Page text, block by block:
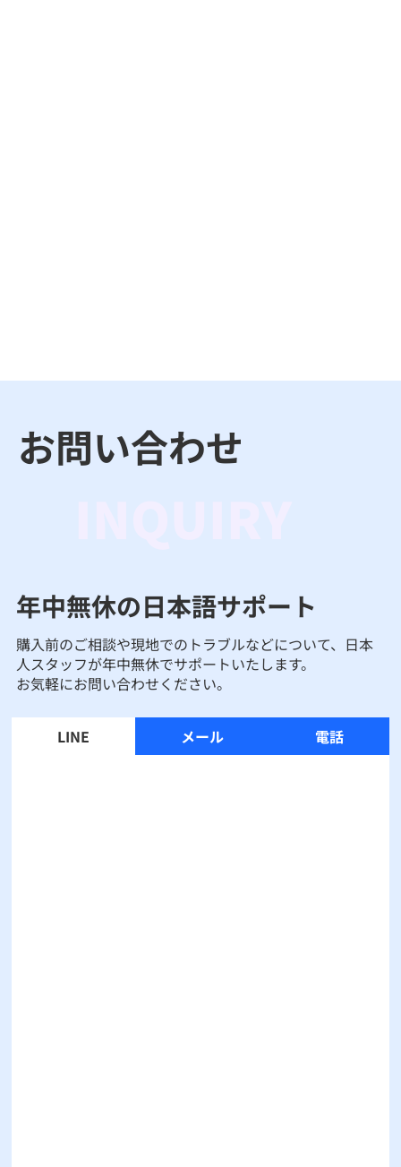
LINE メール 電話
年中無休の日本語サポート
購入前のご相談や現地でのトラブルなどについて、日本
人スタッフが年中無休でサポートいたします。
お気軽にお問い合わせください。
お問い合わせ